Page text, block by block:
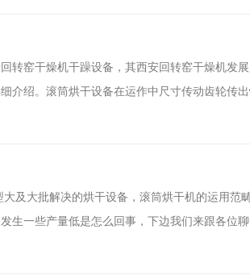
窑干燥机干躁设备，其西安回转窑干燥机发
介绍。滚筒烘干设备在运作中尺寸传动齿轮传
及大批解决的烘干设备，滚筒烘干机的运用范
生一些产量低是怎么回事，下边我们来跟各位